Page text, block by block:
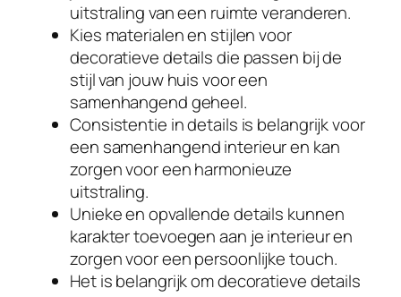
uitstraling van een ruimte veranderen.
Kies materialen en stijlen voor
decoratieve details die passen bij de
stijl van jouw huis voor een
samenhangend geheel.
Consistentie in details is belangrijk voor
een samenhangend interieur en kan
zorgen voor een harmonieuze
uitstraling.
Unieke en opvallende details kunnen
karakter toevoegen aan je interieur en
zorgen voor een persoonlijke touch.
Het is belangrijk om decoratieve details